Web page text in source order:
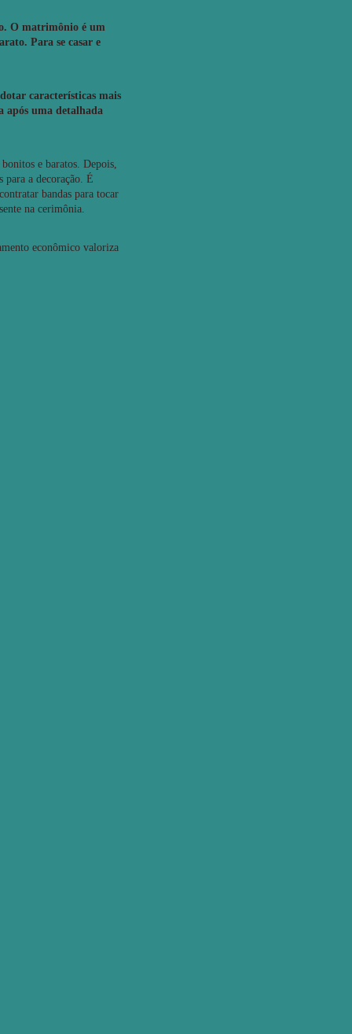
O matrimônio é um
Para se casar e
características mais
após uma detalhada
e baratos. Depois,
para a decoração. É
bandas para tocar
na cerimônia.
econômico valoriza